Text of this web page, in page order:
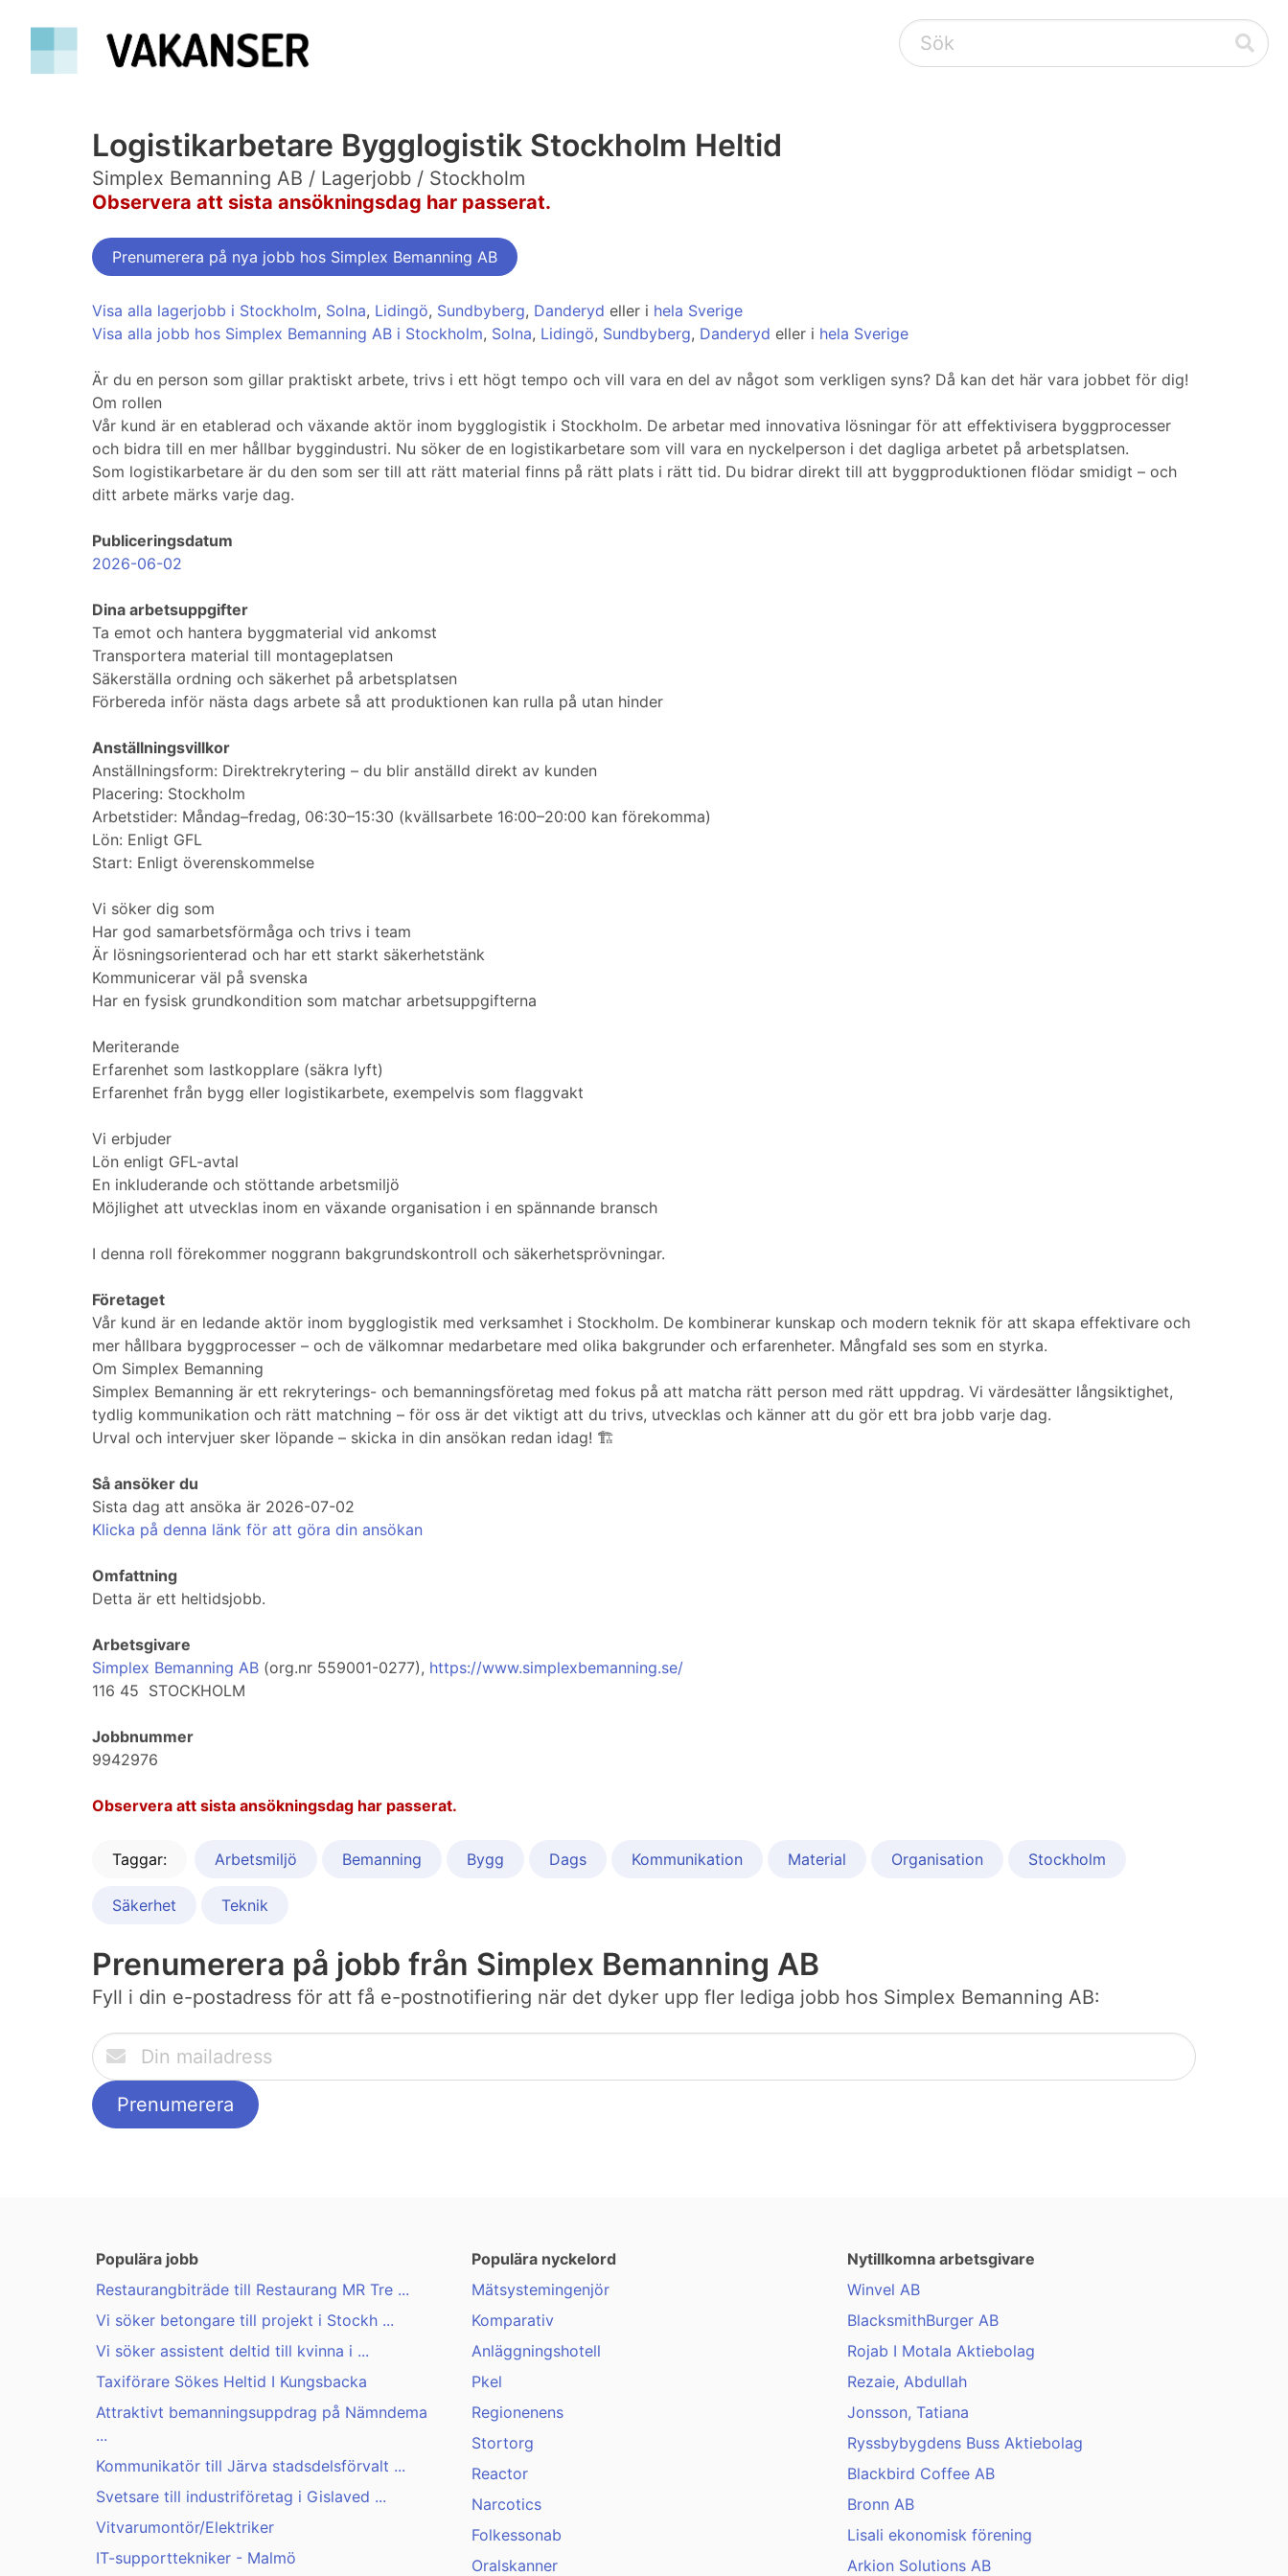
Logistikarbetare Bygglogistik Stockholm Heltid
Simplex Bemanning AB / Lagerjobb / Stockholm
Observera att sista ansökningsdag har passerat.
Prenumerera på nya jobb hos Simplex Bemanning AB
Visa alla lagerjobb i Stockholm, Solna, Lidingö, Sundbyberg, Danderyd eller i hela Sverige
Visa alla jobb hos Simplex Bemanning AB i Stockholm, Solna, Lidingö, Sundbyberg, Danderyd eller i hela Sverige
Är du en person som gillar praktiskt arbete, trivs i ett högt tempo och vill vara en del av något som verkligen syns? Då kan det här vara jobbet för dig!
Om rollen
Vår kund är en etablerad och växande aktör inom bygglogistik i Stockholm. De arbetar med innovativa lösningar för att effektivisera byggprocesser
och bidra till en mer hållbar byggindustri. Nu söker de en logistikarbetare som vill vara en nyckelperson i det dagliga arbetet på arbetsplatsen.
Som logistikarbetare är du den som ser till att rätt material finns på rätt plats i rätt tid. Du bidrar direkt till att byggproduktionen flödar smidigt – och
ditt arbete märks varje dag.
Publiceringsdatum
2026-06-02
Dina arbetsuppgifter
Ta emot och hantera byggmaterial vid ankomst
Transportera material till montageplatsen
Säkerställa ordning och säkerhet på arbetsplatsen
Förbereda inför nästa dags arbete så att produktionen kan rulla på utan hinder
Anställningsvillkor
Anställningsform: Direktrekrytering – du blir anställd direkt av kunden
Placering: Stockholm
Arbetstider: Måndag–fredag, 06:30–15:30 (kvällsarbete 16:00–20:00 kan förekomma)
Lön: Enligt GFL
Start: Enligt överenskommelse
Vi söker dig som
Har god samarbetsförmåga och trivs i team
Är lösningsorienterad och har ett starkt säkerhetstänk
Kommunicerar väl på svenska
Har en fysisk grundkondition som matchar arbetsuppgifterna
Meriterande
Erfarenhet som lastkopplare (säkra lyft)
Erfarenhet från bygg eller logistikarbete, exempelvis som flaggvakt
Vi erbjuder
Lön enligt GFL-avtal
En inkluderande och stöttande arbetsmiljö
Möjlighet att utvecklas inom en växande organisation i en spännande bransch
I denna roll förekommer noggrann bakgrundskontroll och säkerhetsprövningar.
Företaget
Vår kund är en ledande aktör inom bygglogistik med verksamhet i Stockholm. De kombinerar kunskap och modern teknik för att skapa effektivare och
mer hållbara byggprocesser – och de välkomnar medarbetare med olika bakgrunder och erfarenheter. Mångfald ses som en styrka.
Om Simplex Bemanning
Simplex Bemanning är ett rekryterings- och bemanningsföretag med fokus på att matcha rätt person med rätt uppdrag. Vi värdesätter långsiktighet,
tydlig kommunikation och rätt matchning – för oss är det viktigt att du trivs, utvecklas och känner att du gör ett bra jobb varje dag.
Urval och intervjuer sker löpande – skicka in din ansökan redan idag! 🏗️
Så ansöker du
Sista dag att ansöka är 2026-07-02
Klicka på denna länk för att göra din ansökan
Omfattning
Detta är ett heltidsjobb.
Arbetsgivare
Simplex Bemanning AB (org.nr 559001-0277), https://www.simplexbemanning.se/
116 45 STOCKHOLM
Jobbnummer
9942976
Observera att sista ansökningsdag har passerat.
Taggar: Arbetsmiljö Bemanning Bygg Dags Kommunikation Material Organisation Stockholm
Säkerhet Teknik
Prenumerera på jobb från Simplex Bemanning AB
Fyll i din e-postadress för att få e-postnotifiering när det dyker upp fler lediga jobb hos Simplex Bemanning AB:
Populära jobb
Restaurangbiträde till Restaurang MR Tre ...
Vi söker betongare till projekt i Stockh ...
Vi söker assistent deltid till kvinna i ...
Taxiförare Sökes Heltid I Kungsbacka
Attraktivt bemanningsuppdrag på Nämndema
...
Kommunikatör till Järva stadsdelsförvalt ...
Svetsare till industriföretag i Gislaved ...
Vitvarumontör/Elektriker
IT-supporttekniker - Malmö
Populära nyckelord
Mätsystemingenjör
Komparativ
Anläggningshotell
Pkel
Regionenens
Stortorg
Reactor
Narcotics
Folkessonab
Oralskanner
Nytillkomna arbetsgivare
Winvel AB
BlacksmithBurger AB
Rojab I Motala Aktiebolag
Rezaie, Abdullah
Jonsson, Tatiana
Ryssbybygdens Buss Aktiebolag
Blackbird Coffee AB
Bronn AB
Lisali ekonomisk förening
Arkion Solutions AB